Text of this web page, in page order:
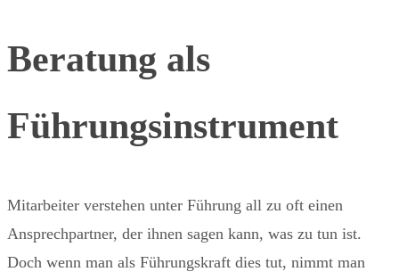
Beratung als
Führungsinstrument
Mitarbeiter verstehen unter Führung all zu oft einen
Ansprechpartner, der ihnen sagen kann, was zu tun ist.
Doch wenn man als Führungskraft dies tut, nimmt man